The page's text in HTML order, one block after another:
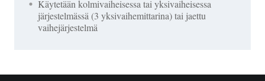
Käytetään kolmivaiheisessa tai yksivaiheisessa
järjestelmässä (3 yksivaihemittarina) tai jaettu
vaihejärjestelmä